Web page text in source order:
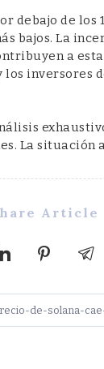
debajo de
bajos. La
a
inversores
La situación
Article